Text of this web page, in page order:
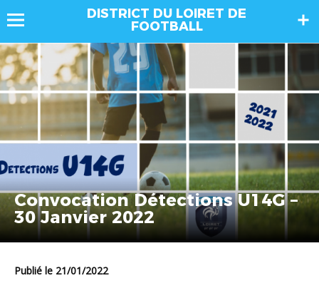
DISTRICT DU LOIRET DE
FOOTBALL
Convocation Détections U14G –
30 Janvier 2022
Publié le 21/01/2022